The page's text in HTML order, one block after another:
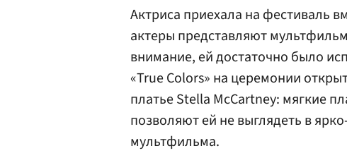
Актриса приехала на фестиваль
актеры представляют
внимание, ей достаточно было
«True Colors» на церемонии
платье Stella McCartney: мягкие
позволяют ей не выглядеть в
мультфильма.